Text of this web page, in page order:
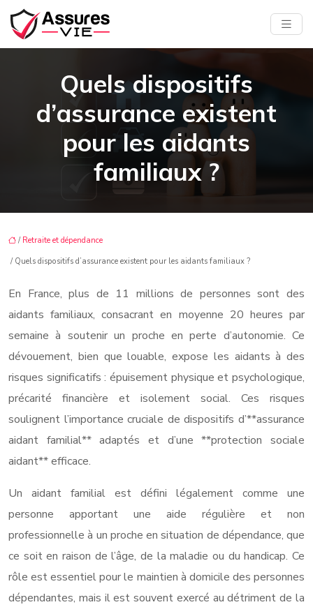
Quels dispositifs
d’assurance existent
pour les aidants
familiaux ?
/ Retraite et dépendance
/ Quels dispositifs d’assurance existent pour les aidants familiaux ?
En France, plus de 11 millions de personnes sont des
aidants familiaux, consacrant en moyenne 20 heures par
semaine à soutenir un proche en perte d’autonomie. Ce
dévouement, bien que louable, expose les aidants à des
risques significatifs : épuisement physique et psychologique,
précarité financière et isolement social. Ces risques
soulignent l’importance cruciale de dispositifs d’**assurance
aidant familial** adaptés et d’une **protection sociale
aidant** efficace.
Un aidant familial est défini légalement comme une
personne apportant une aide régulière et non
professionnelle à un proche en situation de dépendance, que
ce soit en raison de l’âge, de la maladie ou du handicap. Ce
rôle est essentiel pour le maintien à domicile des personnes
dépendantes, mais il est souvent exercé au détriment de la